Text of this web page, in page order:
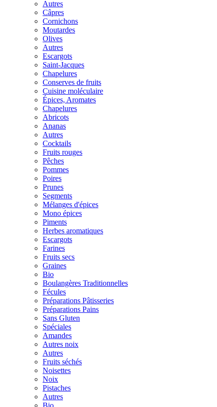
Autres
Câpres
Cornichons
Moutardes
Olives
Autres
Escargots
Saint-Jacques
Chapelures
Conserves de fruits
Cuisine moléculaire
Épices, Aromates
Chapelures
Abricots
Ananas
Autres
Cocktails
Fruits rouges
Pêches
Pommes
Poires
Prunes
Segments
Mélanges d'épices
Mono épices
Piments
Herbes aromatiques
Escargots
Farines
Fruits secs
Graines
Bio
Boulangères Traditionnelles
Fécules
Préparations Pâtisseries
Préparations Pains
Sans Gluten
Spéciales
Amandes
Autres noix
Autres
Fruits séchés
Noisettes
Noix
Pistaches
Autres
Bio